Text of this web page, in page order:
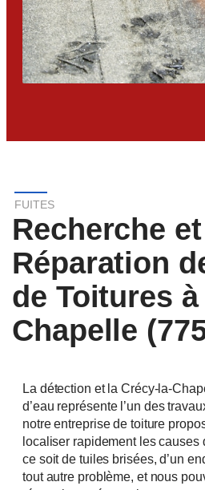
FUITES
Recherche et
Réparation
de Toitures
Chapelle
La détection et la Crécy-la-
d’eau représente l’un des
notre entreprise de toiture
localiser rapidement les causes
ce soit de tuiles brisées, d’un
tout autre problème, et nous